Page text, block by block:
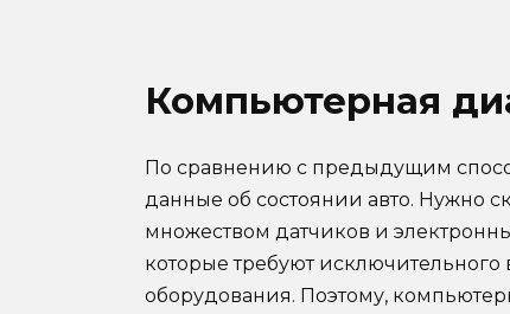
Компьютерная
По сравнению с предыдущим
данные об состоянии авто. Нужно
множеством датчиков и
которые требуют
оборудования. Поэтому,